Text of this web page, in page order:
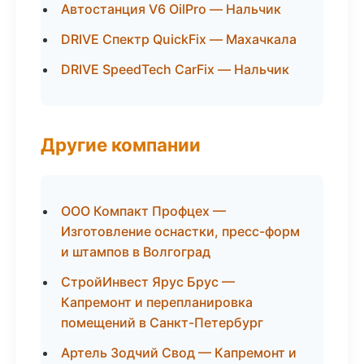
Автостанция V6 OilPro — Нальчик
DRIVE Спектр QuickFix — Махачкала
DRIVE SpeedTech CarFix — Нальчик
Другие компании
ООО Компакт Профцех —
Изготовление оснастки, пресс-форм
и штампов в Волгоград
СтройИнвест Ярус Брус —
Капремонт и перепланировка
помещений в Санкт-Петербург
Артель Зодчий Свод — Капремонт и